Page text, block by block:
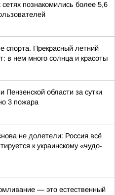
познакомились более 5,6
спорта. Прекрасный летний
в нем много солнца и красоты
Пензенской области за сутки
3 пожара
не долетели: Россия всё
к украинскому «чудо-
— это естественный